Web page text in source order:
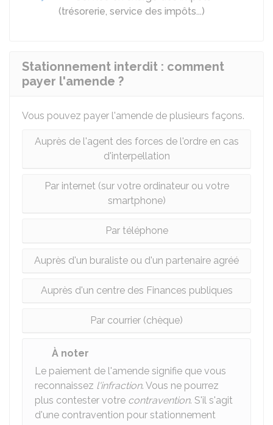
(trésorerie, service des impôts...)
Stationnement interdit : comment
payer l'amende ?
Vous pouvez payer l'amende de plusieurs façons.
Auprès de l'agent des forces de l'ordre en cas
d'interpellation
Par internet (sur votre ordinateur ou votre
smartphone)
Par téléphone
Auprès d'un buraliste ou d'un partenaire agréé
Auprès d'un centre des Finances publiques
Par courrier (chèque)
À noter
Le paiement de l'amende signifie que vous
reconnaissez l'infraction. Vous ne pourrez
plus contester votre contravention. S'il s'agit
d'une contravention pour stationnement